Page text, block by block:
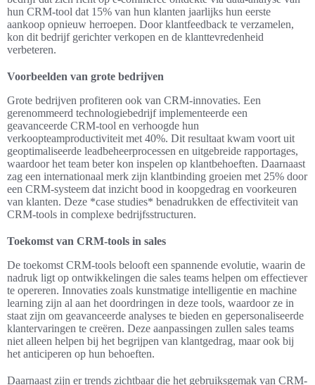
hun CRM-tool dat 15% van hun klanten jaarlijks hun eerste
aankoop opnieuw herroepen. Door klantfeedback te verzamelen,
kon dit bedrijf gerichter verkopen en de klanttevredenheid
verbeteren.
Voorbeelden van grote bedrijven
Grote bedrijven profiteren ook van CRM-innovaties. Een
gerenommeerd technologiebedrijf implementeerde een
geavanceerde CRM-tool en verhoogde hun
verkoopteamproductiviteit met 40%. Dit resultaat kwam voort uit
geoptimaliseerde leadbeheerprocessen en uitgebreide rapportages,
waardoor het team beter kon inspelen op klantbehoeften. Daarnaast
zag een internationaal merk zijn klantbinding groeien met 25% door
een CRM-systeem dat inzicht bood in koopgedrag en voorkeuren
van klanten. Deze *case studies* benadrukken de effectiviteit van
CRM-tools in complexe bedrijfsstructuren.
Toekomst van CRM-tools in sales
De toekomst CRM-tools belooft een spannende evolutie, waarin de
nadruk ligt op ontwikkelingen die sales teams helpen om effectiever
te opereren. Innovaties zoals kunstmatige intelligentie en machine
learning zijn al aan het doordringen in deze tools, waardoor ze in
staat zijn om geavanceerde analyses te bieden en gepersonaliseerde
klantervaringen te creëren. Deze aanpassingen zullen sales teams
niet alleen helpen bij het begrijpen van klantgedrag, maar ook bij
het anticiperen op hun behoeften.
Daarnaast zijn er trends zichtbaar die het gebruiksgemak van CRM-